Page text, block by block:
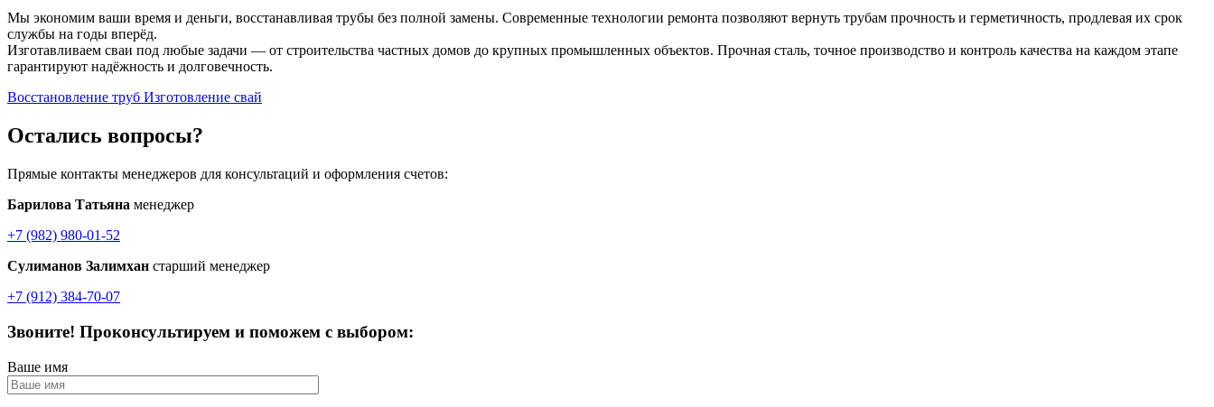
Мы экономим ваши время и деньги, восстанавливая трубы без полной замены. Современные технологии ремонта позволяют вернуть трубам прочность и герметичность, продлевая их срок
службы на годы вперёд.
Изготавливаем сваи под любые задачи — от строительства частных домов до крупных промышленных объектов. Прочная сталь, точное производство и контроль качества на каждом этапе
гарантируют надёжность и долговечность.
Восстановление труб Изготовление свай
Остались вопросы?
Прямые контакты менеджеров для консультаций и оформления счетов:
Барилова Татьяна менеджер
+7 (982) 980-01-52
Сулиманов Залимхан старший менеджер
+7 (912) 384-70-07
Звоните! Проконсультируем и поможем с выбором:
Ваше имя